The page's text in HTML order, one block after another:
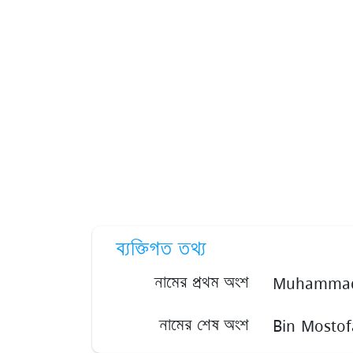
ব্যক্তিগত তথ্য
নামের প্রথম অংশ
নামের শেষ অংশ Bin